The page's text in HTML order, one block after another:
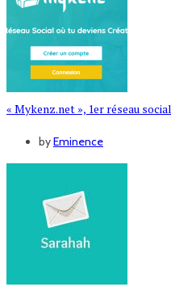
« Mykenz.net », 1er réseau
byEminence